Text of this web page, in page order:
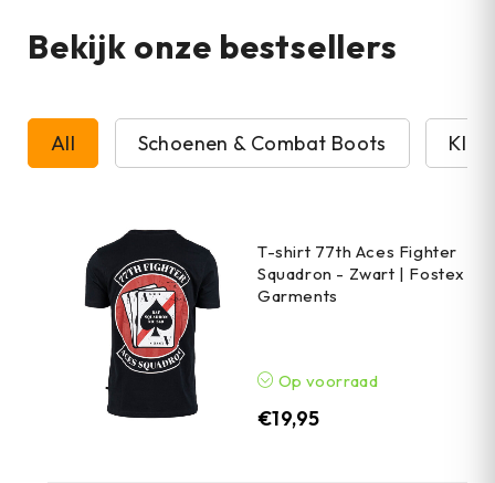
Bekijk onze bestsellers
All Schoenen & Combat Boots
T-shirt 77th Aces Fighter
Squadron - Zwart | Fostex
Garments
Op voorraad
€19,95